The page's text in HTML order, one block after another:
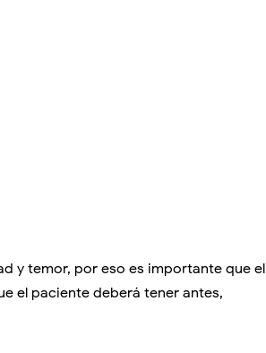
y temor, por eso es importante que el
el paciente deberá tener antes,